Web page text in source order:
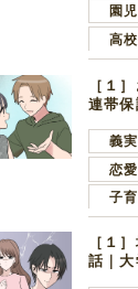
園児
高
［１
連帯
言っ
義
恋
子
［１
話｜